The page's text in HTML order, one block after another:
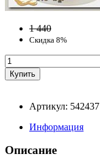
1 440
Скидка 8%
Артикул: 542437
Информация
Описание